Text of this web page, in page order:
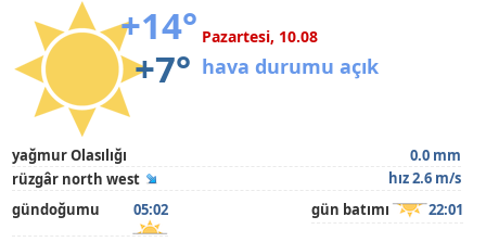
+14°
+7°
Pazartesi, 10.08
hava durumu açık
yağmur Olasılığı
0.0 mm
rüzgâr north west
hız 2.6 m/s
gündoğumu
05:02 gün batımı 22:01